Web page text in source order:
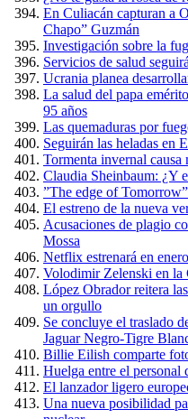
En Culiacán capturan a
Chapo” Guzmán
Investigación sobre la
Servicios de salud
Ucrania planea
La salud del papa
95 años
Las quemaduras por
Seguirán las heladas en
Tormenta invernal causa
Claudia Sheinbaum: ¿Y
”The edge of
El estreno de la nueva
Acusaciones de plagio
Mossa
Netflix estrenará en
Volodimir Zelenski en la
López Obrador reitera
un orgullo
Se concluye el traslado
Jaguar Negro-Tigre
Billie Eilish comparte
Huelga entre el personal
El lanzador ligero
Una nueva posibilidad